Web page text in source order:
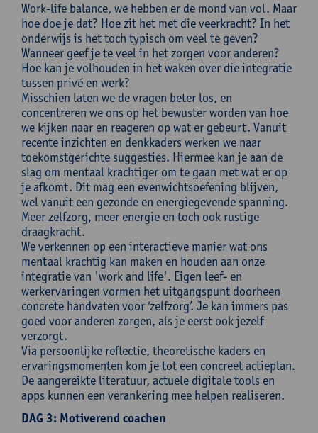
Work-life balance, we hebben er de mond van vol. Maar
hoe doe je dat? Hoe zit het met die veerkracht? In het
onderwijs is het toch typisch om veel te geven?
Wanneer geef je te veel in het zorgen voor anderen?
Hoe kan je volhouden in het waken over die integratie
tussen privé en werk?
Misschien laten we de vragen beter los, en
concentreren we ons op het bewuster worden van hoe
we kijken naar en reageren op wat er gebeurt. Vanuit
recente inzichten en denkkaders werken we naar
toekomstgerichte suggesties. Hiermee kan je aan de
slag om mentaal krachtiger om te gaan met wat er op
je afkomt. Dit mag een evenwichtsoefening blijven,
wel vanuit een gezonde en energiegevende spanning.
Meer zelfzorg, meer energie en toch ook rustige
draagkracht.
We verkennen op een interactieve manier wat ons
mentaal krachtig kan maken en houden aan onze
integratie van 'work and life'. Eigen leef- en
werkervaringen vormen het uitgangspunt doorheen
concrete handvaten voor ‘zelfzorg’. Je kan immers pas
goed voor anderen zorgen, als je eerst ook jezelf
verzorgt.
Via persoonlijke reflectie, theoretische kaders en
ervaringsmomenten kom je tot een concreet actieplan.
De aangereikte literatuur, actuele digitale tools en
apps kunnen een verankering mee helpen realiseren.
DAG 3: Motiverend coachen